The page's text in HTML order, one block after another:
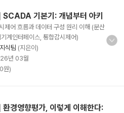
기본기: 개념부터 아키
제어 흐름과 데이터 구성 원리 이해 (분산
계인터페이스, 통합감시제어)
식팀 (지은이)
년 03월
원)
경영향평가, 이렇게 이해한다: